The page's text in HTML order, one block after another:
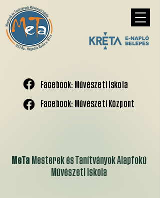
MeTa Mesterek és Tanítványok Alapfokú
Művészeti Iskola
Facebook: Művészeti Iskola
Facebook: Művészeti Központ